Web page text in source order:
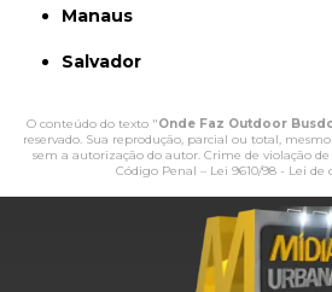
Manaus
Salvador
O conteúdo do texto "Onde Faz Outdoor
reservado. Sua reprodução, parcial ou total,
sem a autorização do autor. Crime de violação
Código Penal – Lei 9610/98 - Lei de